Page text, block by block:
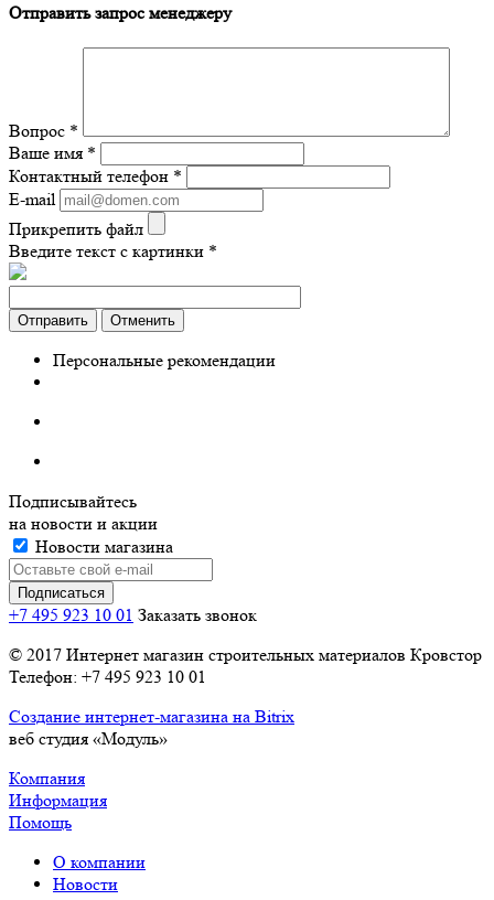
Отправить запрос менеджеру
Вопрос *
Ваше имя *
Контактный телефон *
E-mail
Прикрепить файл
Введите текст с картинки *
Отправить Отменить
Персональные рекомендации
Подписывайтесь
на новости и акции
Новости магазина
+7 495 923 10 01 Заказать звонок
© 2017 Интернет магазин строительных материалов Кровстор
Телефон: +7 495 923 10 01
Создание интернет-магазина на Bitrix
веб студия «Модуль»
Компания
Информация
Помощь
О компании
Новости